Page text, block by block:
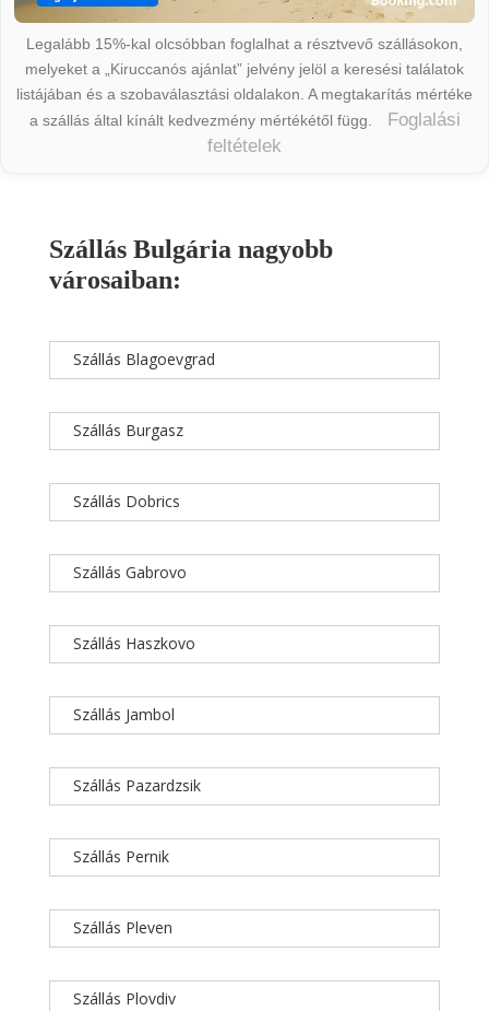
Legalább 15%-kal olcsóbban foglalhat a résztvevő szállásokon,
melyeket a „Kiruccanós ajánlat” jelvény jelöl a keresési találatok
listájában és a szobaválasztási oldalakon. A megtakarítás mértéke
a szállás által kínált kedvezmény mértékétől függ.
Foglalási
feltételek
Szállás Bulgária nagyobb
városaiban:
Szállás Blagoevgrad
Szállás Burgasz
Szállás Dobrics
Szállás Gabrovo
Szállás Haszkovo
Szállás Jambol
Szállás Pazardzsik
Szállás Pernik
Szállás Pleven
Szállás Plovdiv